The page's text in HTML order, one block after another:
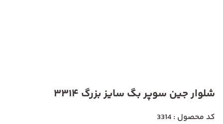
شلوار جین سوپر بگ سایز بزرگ 3314
کد محصول : 3314